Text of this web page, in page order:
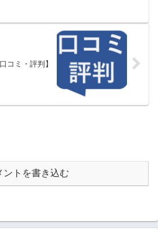
コミ・評判】
ントを書き込む